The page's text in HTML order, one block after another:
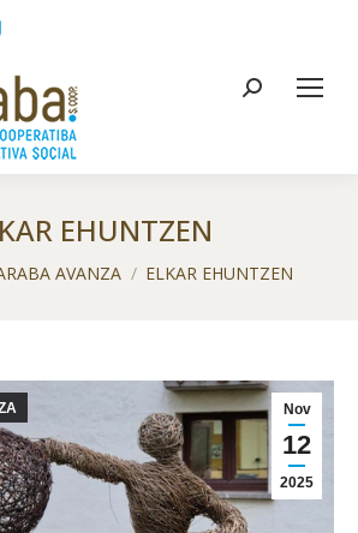
Buscar:
EHUNTZEN
AVANZA ELKAR EHUNTZEN
Nov
12
2025